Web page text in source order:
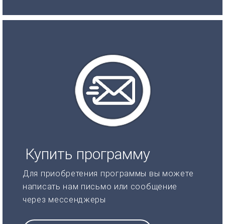
Купить программу
Для приобретения программы вы можете
написать нам письмо или сообщение
через мессенджеры